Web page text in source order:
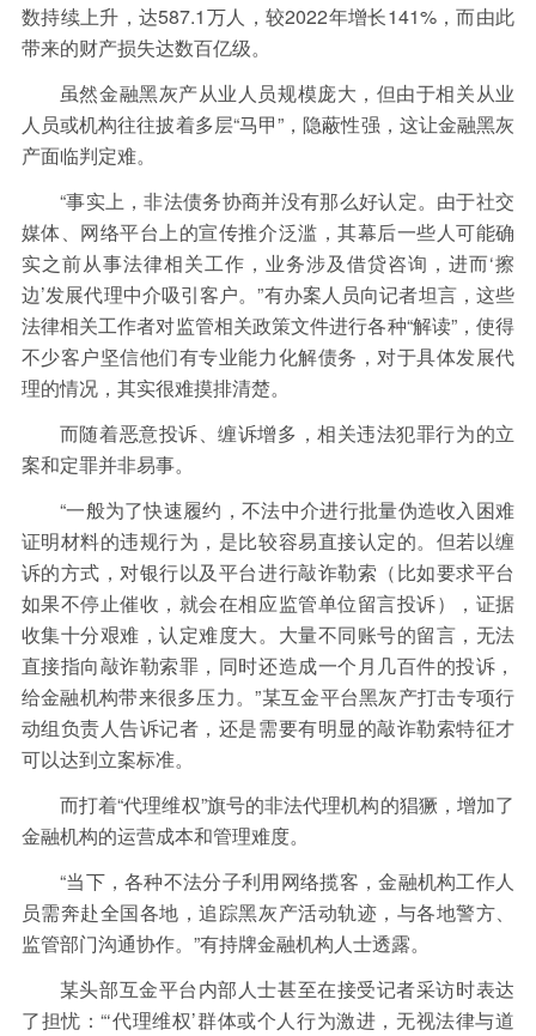
数持续上升，达587.1万人，较2022年增长141%，而由此
带来的财产损失达数百亿级。
虽然金融黑灰产从业人员规模庞大，但由于相关从业
人员或机构往往披着多层“马甲”，隐蔽性强，这让金融黑灰
产面临判定难。
“事实上，非法债务协商并没有那么好认定。由于社交
媒体、网络平台上的宣传推介泛滥，其幕后一些人可能确
实之前从事法律相关工作，业务涉及借贷咨询，进而‘擦
边’发展代理中介吸引客户。”有办案人员向记者坦言，这些
法律相关工作者对监管相关政策文件进行各种“解读”，使得
不少客户坚信他们有专业能力化解债务，对于具体发展代
理的情况，其实很难摸排清楚。
而随着恶意投诉、缠诉增多，相关违法犯罪行为的立
案和定罪并非易事。
“一般为了快速履约，不法中介进行批量伪造收入困难
证明材料的违规行为，是比较容易直接认定的。但若以缠
诉的方式，对银行以及平台进行敲诈勒索（比如要求平台
如果不停止催收，就会在相应监管单位留言投诉），证据
收集十分艰难，认定难度大。大量不同账号的留言，无法
直接指向敲诈勒索罪，同时还造成一个月几百件的投诉，
给金融机构带来很多压力。”某互金平台黑灰产打击专项行
动组负责人告诉记者，还是需要有明显的敲诈勒索特征才
可以达到立案标准。
而打着“代理维权”旗号的非法代理机构的猖獗，增加了
金融机构的运营成本和管理难度。
“当下，各种不法分子利用网络揽客，金融机构工作人
员需奔赴全国各地，追踪黑灰产活动轨迹，与各地警方、
监管部门沟通协作。”有持牌金融机构人士透露。
某头部互金平台内部人士甚至在接受记者采访时表达
了担忧：“‘代理维权’群体或个人行为激进，无视法律与道